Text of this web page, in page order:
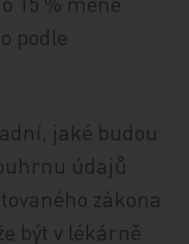
podle
jaké budou
údajů
zákona
být v lékárně